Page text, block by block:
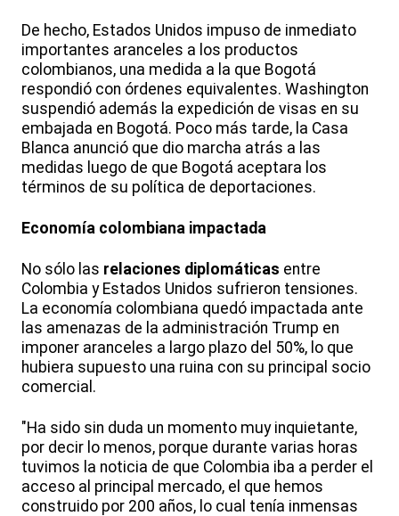
De hecho, Estados Unidos impuso de inmediato
importantes aranceles a los productos
colombianos, una medida a la que Bogotá
respondió con órdenes equivalentes. Washington
suspendió además la expedición de visas en su
embajada en Bogotá. Poco más tarde, la Casa
Blanca anunció que dio marcha atrás a las
medidas luego de que Bogotá aceptara los
términos de su política de deportaciones.
Economía colombiana impactada
No sólo las relaciones diplomáticas entre
Colombia y Estados Unidos sufrieron tensiones.
La economía colombiana quedó impactada ante
las amenazas de la administración Trump en
imponer aranceles a largo plazo del 50%, lo que
hubiera supuesto una ruina con su principal socio
comercial.
"Ha sido sin duda un momento muy inquietante,
por decir lo menos, porque durante varias horas
tuvimos la noticia de que Colombia iba a perder el
acceso al principal mercado, el que hemos
construido por 200 años, lo cual tenía inmensas